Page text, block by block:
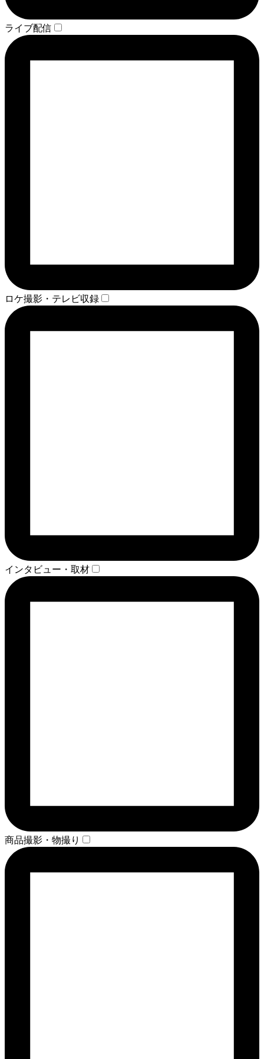
ライブ配信
ロケ撮影・テレビ収録
インタビュー・取材
商品撮影・物撮り